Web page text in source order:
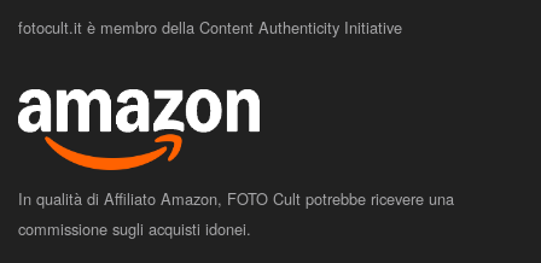
fotocult.it è membro della Content Authenticity Initiative
In qualità di Affiliato Amazon, FOTO Cult potrebbe ricevere una
commissione sugli acquisti idonei.